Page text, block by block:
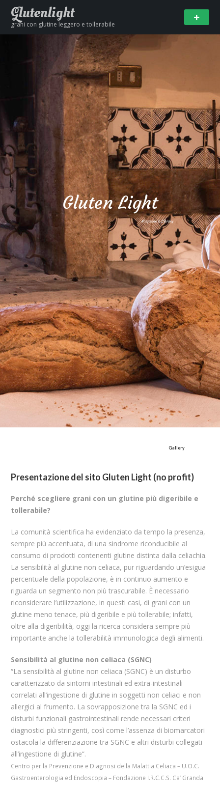
Glutenlight
grani con glutine leggero e tollerabile
Gluten Light
Magazine & Library
Gallery
Presentazione del sito Gluten Light (no profit)
Perché scegliere grani con un glutine più digeribile e
tollerabile?
La comunità scientifica ha evidenziato da tempo la presenza,
sempre più accentuata, di una sindrome riconducibile al
consumo di prodotti contenenti glutine distinta dalla celiachia.
La sensibilità al glutine non celiaca, pur riguardando un’esigua
percentuale della popolazione, è in continuo aumento e
riguarda un segmento non più trascurabile. È necessario
riconsiderare l’utilizzazione, in questi casi, di grani con un
glutine meno tenace, più digeribile e più tollerabile; infatti,
oltre alla digeribilità, oggi la ricerca considera sempre più
importante anche la tollerabilità immunologica degli alimenti.
Sensibilità al glutine non celiaca (SGNC)
“La sensibilità al glutine non celiaca (SGNC) è un disturbo
caratterizzato da sintomi intestinali ed extra-intestinali
correlati all’ingestione di glutine in soggetti non celiaci e non
allergici al frumento. La sovrapposizione tra la SGNC ed i
disturbi funzionali gastrointestinali rende necessari criteri
diagnostici più stringenti, così come l’assenza di biomarcatori
ostacola la differenziazione tra SGNC e altri disturbi collegati
all’ingestione di glutine”.
Centro per la Prevenzione e Diagnosi della Malattia Celiaca – U.O.C.
Gastroenterologia ed Endoscopia – Fondazione I.R.C.C.S. Ca’ Granda